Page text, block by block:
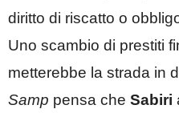
diritto di riscatto o
Uno scambio di prestiti
metterebbe la strada in
Samp pensa che Sabiri